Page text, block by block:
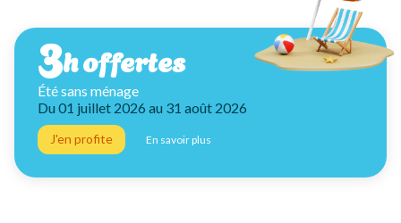
3h offertes
Été sans ménage
Du 01 juillet 2026 au 31 août 2026
J'en profite En savoir plus